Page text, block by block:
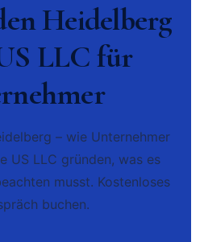
Heidelberg
LLC für
– wie Unternehmer
US LLC gründen, was es
musst. Kostenloses
buchen.